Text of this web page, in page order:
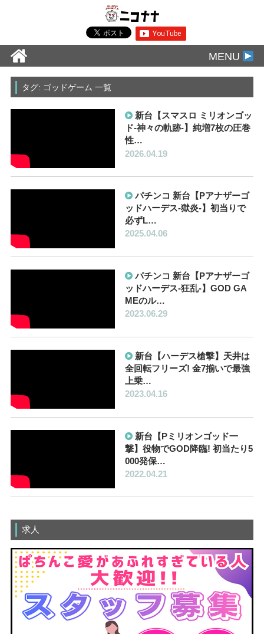
MENU
タグ: ゴッドゲーム 一覧
新台【スマスロ ミリオンゴッ
ド-神々の軌跡-】純増7枚の圧巻
性…
2026.04.19
パチンコ 新台【Pアナザーゴ
ッドハーデス-獄炎-】初当りで
必ずL…
2025.04.06
パチンコ 新台【Pアナザーゴ
ッドハーデス-狂乱-】GOD GA
MEのル…
2023.06.29
新台【ハーデス槍撃】天井は
全回転フリーズ! 金7揃いで最強
上乗…
2023.04.16
新台【Pミリオンゴッド一
撃】役物でGOD降臨! 初当たり5
000発保…
2022.04.21
求人